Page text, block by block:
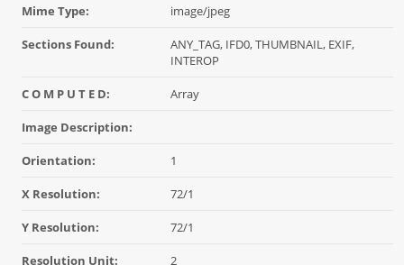
Mime Type: image/jpeg
Sections Found:
ANY_TAG, IFD0, THUMBNAIL, EXIF,
INTEROP
C O M P U T E D: Array
Image Description:
Orientation: 1
X Resolution: 72/1
Y Resolution: 72/1
Resolution Unit: 2